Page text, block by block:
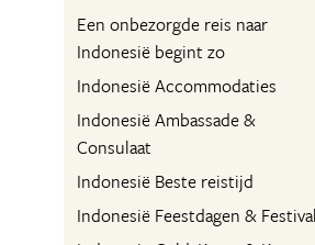
Een onbezorgde reis naar
Indonesië begint zo
Indonesië Accommodaties
Indonesië Ambassade &
Consulaat
Indonesië Beste reistijd
Indonesië Feestdagen &